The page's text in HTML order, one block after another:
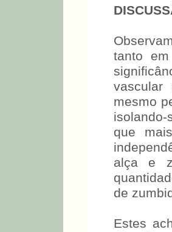
tanto
mesmo
que
alça e
de
Estes